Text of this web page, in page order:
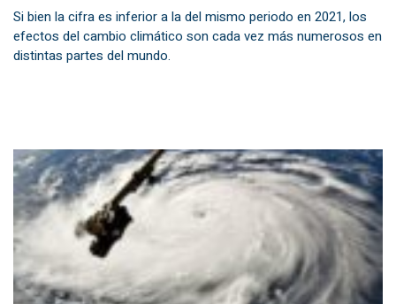
Si bien la cifra es inferior a la del mismo periodo en 2021, los
efectos del cambio climático son cada vez más numerosos en
distintas partes del mundo.